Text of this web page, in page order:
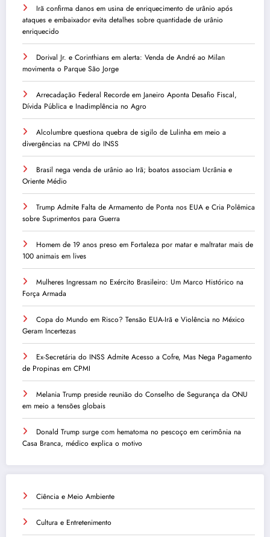
Irã confirma danos em usina de enriquecimento de urânio após
ataques e embaixador evita detalhes sobre quantidade de urânio
enriquecido
Dorival Jr. e Corinthians em alerta: Venda de André ao Milan
movimenta o Parque São Jorge
Arrecadação Federal Recorde em Janeiro Aponta Desafio Fiscal,
Dívida Pública e Inadimplência no Agro
Alcolumbre questiona quebra de sigilo de Lulinha em meio a
divergências na CPMI do INSS
Brasil nega venda de urânio ao Irã; boatos associam Ucrânia e
Oriente Médio
Trump Admite Falta de Armamento de Ponta nos EUA e Cria Polêmica
sobre Suprimentos para Guerra
Homem de 19 anos preso em Fortaleza por matar e maltratar mais de
100 animais em lives
Mulheres Ingressam no Exército Brasileiro: Um Marco Histórico na
Força Armada
Copa do Mundo em Risco? Tensão EUA-Irã e Violência no México
Geram Incertezas
Ex-Secretária do INSS Admite Acesso a Cofre, Mas Nega Pagamento
de Propinas em CPMI
Melania Trump preside reunião do Conselho de Segurança da ONU
em meio a tensões globais
Donald Trump surge com hematoma no pescoço em cerimônia na
Casa Branca, médico explica o motivo
Ciência e Meio Ambiente
Cultura e Entretenimento